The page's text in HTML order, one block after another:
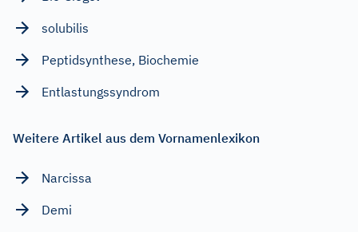
solubilis
Peptidsynthese, Biochemie
Entlastungssyndrom
Weitere Artikel aus dem Vornamenlexikon
Narcissa
Demi